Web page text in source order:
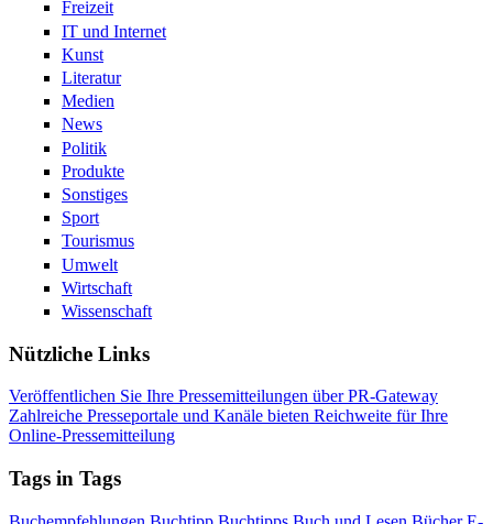
Freizeit
IT und Internet
Kunst
Literatur
Medien
News
Politik
Produkte
Sonstiges
Sport
Tourismus
Umwelt
Wirtschaft
Wissenschaft
Nützliche Links
Veröffentlichen Sie Ihre Pressemitteilungen über PR-Gateway
Zahlreiche Presseportale und Kanäle bieten Reichweite für Ihre
Online-Pressemitteilung
Tags in Tags